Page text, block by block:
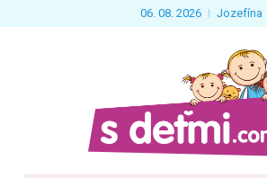
06. 08. 2026 Jozefína